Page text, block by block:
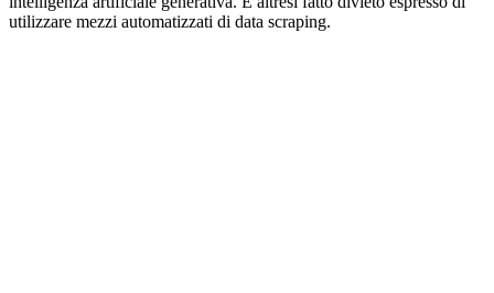
utilizzare mezzi automatizzati di data scraping.